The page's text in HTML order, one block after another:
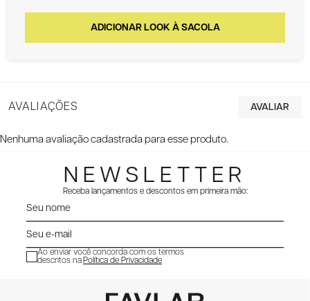
AVALIAÇÕES
Nenhuma avaliação cadastrada para esse produto.
NEWSLETTER
Receba lançamentos e descontos em primeira mão:
Ao enviar você concorda com os termos
descritos naPolítica de Privacidade